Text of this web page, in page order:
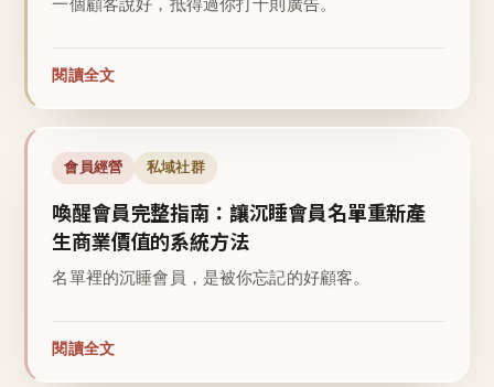
一個顧客說好，抵得過你打十則廣告。
閱讀全文
會員經營 私域社群
喚醒會員完整指南：讓沉睡會員名單重新產
生商業價值的系統方法
名單裡的沉睡會員，是被你忘記的好顧客。
閱讀全文